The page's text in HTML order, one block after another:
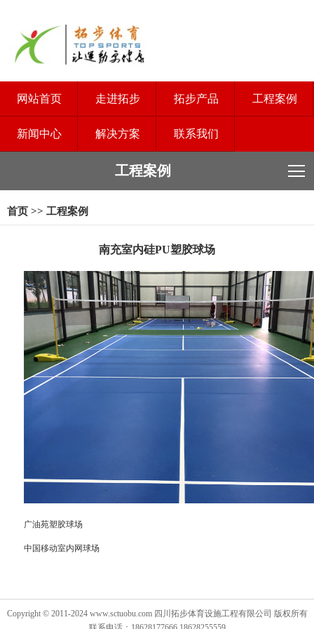
网站首页 走进拓步 拓步产品 工程案例
新闻中心 解决方案 联系我们
工程案例
首页 >> 工程案例
南充室内硅PU塑胶球场
广油苑塑胶球场
中国移动室内网球场
Copyright © 2011-2024 www.sctuobu.com 四川拓步体育设施工程有限公司 版权所有